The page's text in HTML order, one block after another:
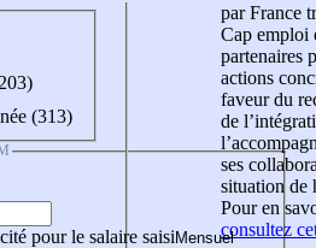
(313)
pour le salaire saisi
par France
Cap emploi
partenaires
actions
faveur du
de
ses
situation de
Pour en
consultez